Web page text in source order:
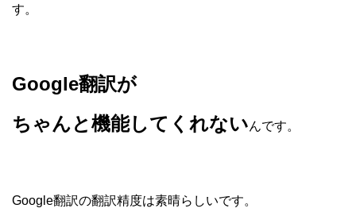
す。
Google翻訳が
ちゃんと機能してくれないんです。
Google翻訳の翻訳精度は素晴らしいです。